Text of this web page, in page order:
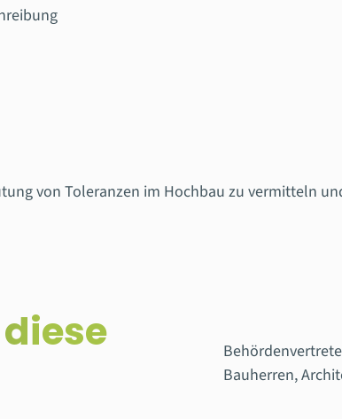
von Toleranzen im Hochbau zu vermitteln
Bauherren,